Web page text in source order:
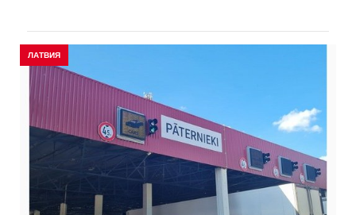
ЛАТВИЯ